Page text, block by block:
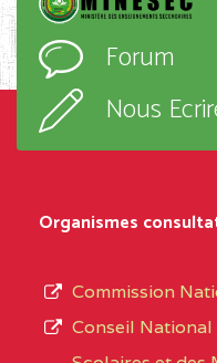
l’ordre
d’enseignement,
type
Forum
Nous
Organismes
Commission
Conseil National